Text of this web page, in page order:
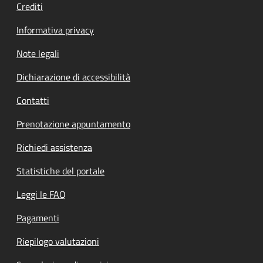
Crediti
Informativa privacy
Note legali
Dichiarazione di accessibilità
Contatti
Prenotazione appuntamento
Richiedi assistenza
Statistiche del portale
Leggi le FAQ
Pagamenti
Riepilogo valutazioni